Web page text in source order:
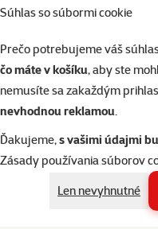
Súhlas so súbormi cookie
Prečo potrebujeme váš
čo máte v košíku, aby ste
nemusíte sa zakaždým
nevhodnou reklamou.
Ďakujeme,s vašimi údajmi
Zásady používania súborov
Len nevyhnutné